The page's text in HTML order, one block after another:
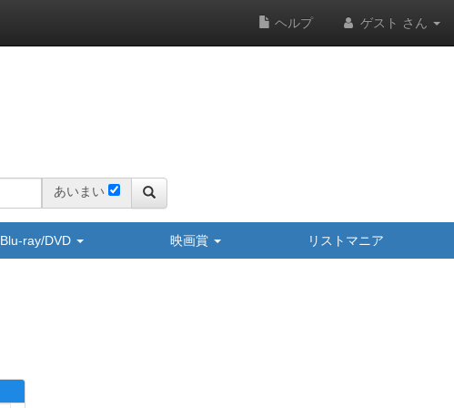
ヘルプ ゲスト さん
あいまい
Blu-ray/DVD 映画賞 リストマニア